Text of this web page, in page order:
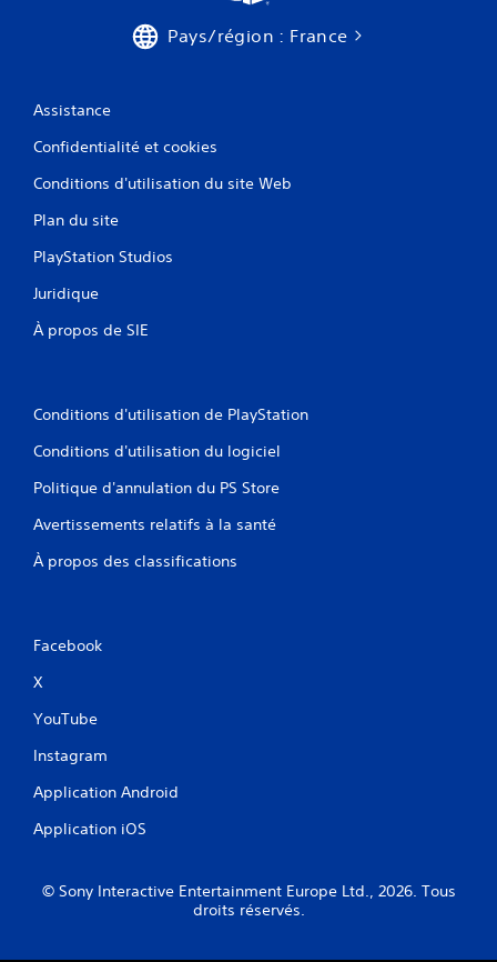
Pays/région : France
Assistance
Confidentialité et cookies
Conditions d'utilisation du site Web
Plan du site
PlayStation Studios
Juridique
À propos de SIE
Conditions d'utilisation de PlayStation
Conditions d'utilisation du logiciel
Politique d'annulation du PS Store
Avertissements relatifs à la santé
À propos des classifications
Facebook
X
YouTube
Instagram
Application Android
Application iOS
© Sony Interactive Entertainment Europe Ltd., 2026. Tous
droits réservés.